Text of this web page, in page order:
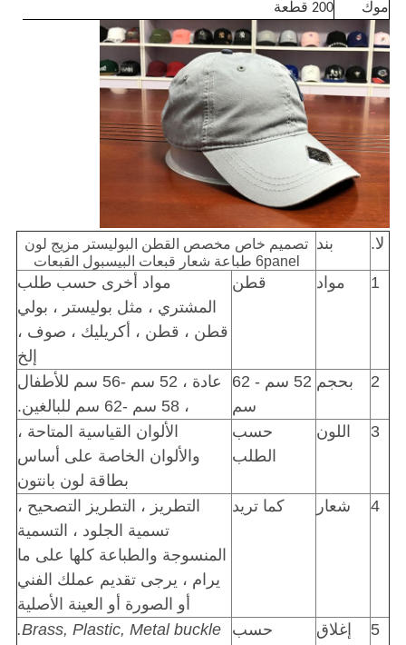
موك
200 قطعة
لا. بند تصميم خاص مخصص القطن البوليستر مزيج لون
6panel طباعة شعار قبعات البيسبول القبعات
1 مواد قطن
مواد أخرى حسب طلب
المشتري ، مثل بوليستر ، بولي
قطن ، قطن ، أكريليك ، صوف ،
إلخ
2
بحجم
52 سم - 62
سم
عادة ، 52 سم -56 سم للأطفال
، 58 سم -62 سم ​​للبالغين.
3
اللون
حسب
الطلب
الألوان القياسية المتاحة ،
والألوان الخاصة على أساس
بطاقة لون بانتون
4
شعار كما تريد
التطريز ، التطريز التصحيح ،
تسمية الجلود ، التسمية
المنسوجة والطباعة كلها على ما
يرام ، يرجى تقديم عملك الفني
أو الصورة أو العينة الأصلية
5
إغلاق
حسب
Brass, Plastic, Metal buckle.